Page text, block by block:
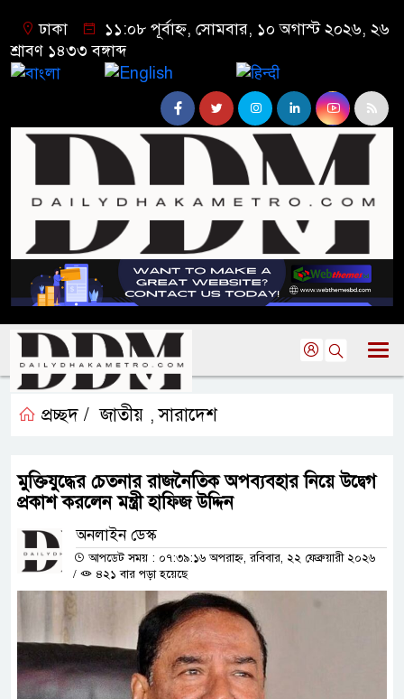
ঢাকা
১১:০৮ পূর্বাহ্ন, সোমবার, ১০ অগাস্ট ২০২৬, ২৬
শ্রাবণ ১৪৩৩ বঙ্গাব্দ
প্রচ্ছদ / জাতীয় ,সারাদেশ
মুক্তিযুদ্ধের চেতনার রাজনৈতিক অপব্যবহার নিয়ে উদ্বেগ
প্রকাশ করলেন মন্ত্রী হাফিজ উদ্দিন
অনলাইন ডেস্ক
আপডেট সময় : ০৭:৩৯:১৬ অপরাহ্ন, রবিবার, ২২ ফেব্রুয়ারী ২০২৬
/
৪২১ বার পড়া হয়েছে